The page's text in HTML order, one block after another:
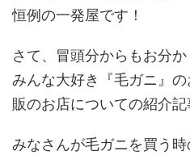
恒例の一発屋です！
さて、冒頭分からもお分
みんな大好き『毛ガニ』
販のお店についての紹介記
みなさんが毛ガニを買う